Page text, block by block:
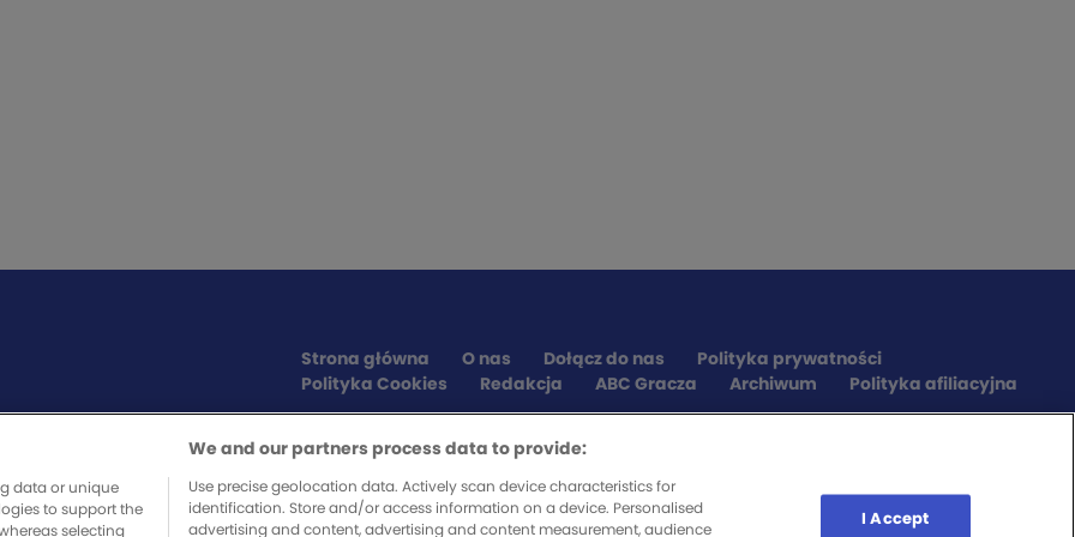
Strona główna O nas Dołącz do nas
Polityka prywatności
Polityka Cookies
Redakcja ABC Gracza Archiwum Polityka afiliacyjna
SPONSORZY SERWISU
data or unique
to support the
selecting
We and our partners process data to provide:
Use precise geolocation data. Actively scan device characteristics for
identification. Store and/or access information on a device. Personalised
advertising and content, advertising and content measurement, audience
I Accept